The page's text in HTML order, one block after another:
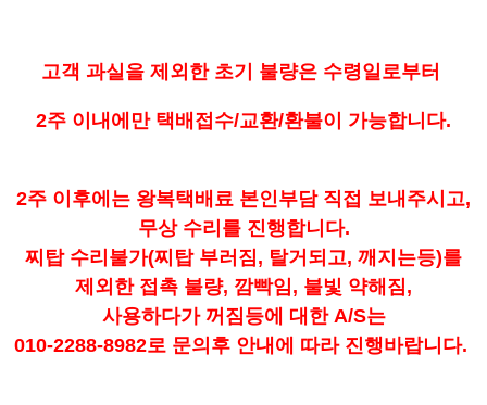
고객 과실을 제외한 초기 불량은 수령일로부터
2주 이내에만 택배접수/교환/환불이 가능합니다.
2주 이후에는 왕복택배료 본인부담 직접 보내주시고,
무상 수리를 진행합니다.
찌탑 수리불가(찌탑 부러짐, 탈거되고, 깨지는등)를
제외한 접촉 불량, 깜빡임, 불빛 약해짐,
사용하다가 꺼짐등에 대한 A/S는
010-2288-8982로 문의후 안내에 따라 진행바랍니다.